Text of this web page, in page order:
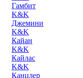
Гамбит
K&K
Джемини
K&K
Кайан
K&K
Кайлас
K&K
Канцлер